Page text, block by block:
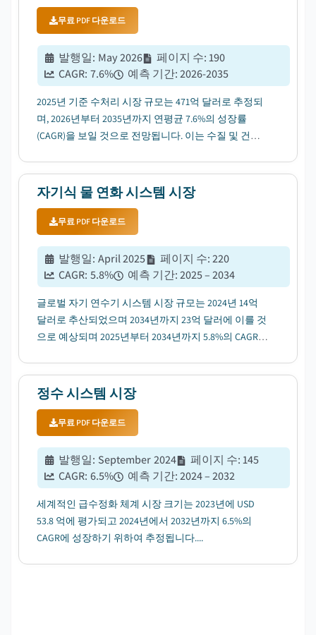
무료 PDF 다운로드
발행일: May 2026 페이지 수:190
CAGR: 7.6% 예측 기간:2026-2035
2025년 기준 수처리 시장 규모는 471억 달러로 추정되
며, 2026년부터 2035년까지 연평균 7.6%의 성장률
(CAGR)을 보일 것으로 전망됩니다. 이는 수질 및 건강
자기식 물 연화 시스템 시장
무료 PDF 다운로드
발행일: April 2025 페이지 수:220
CAGR: 5.8% 예측 기간:2025 – 2034
글로벌 자기 연수기 시스템 시장 규모는 2024년 14억
달러로 추산되었으며 2034년까지 23억 달러에 이를 것
으로 예상되며 2025년부터 2034년까지 5.8%의 CAGR로
정수 시스템 시장
무료 PDF 다운로드
발행일: September 2024 페이지 수:145
CAGR: 6.5% 예측 기간:2024 – 2032
세계적인 급수정화 체계 시장 크기는 2023년에 USD
53.8 억에 평가되고 2024년에서 2032년까지 6.5%의
CAGR에 성장하기 위하여 추정됩니다....